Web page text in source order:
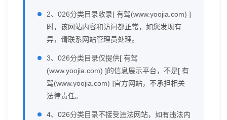
2、026分类目录收录[ 有驾(www.yoojia.com) ]
时，该网站内容和访问都正常，如您发现有
异，请联系网站管理员处理。
3、026分类目录仅提供[ 有驾
(www.yoojia.com) ]的信息展示平台，不是[ 有
驾(www.yoojia.com) ]官方网站，不承担相关
法律责任。
4、026分类目录不接受违法网站，如有违法内